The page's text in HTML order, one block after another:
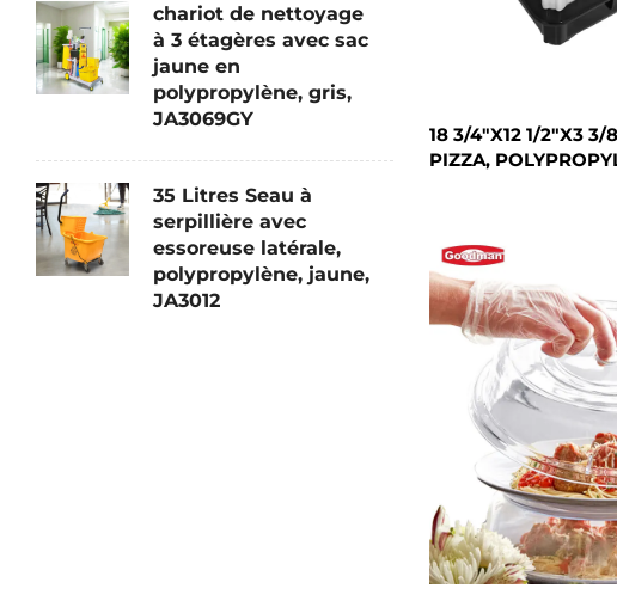
chariot de nettoyage
à 3 étagères avec sac
jaune en
polypropylène, gris,
JA3069GY
35 Litres Seau à
serpillière avec
essoreuse latérale,
polypropylène, jaune,
JA3012
18 3/4"X12 1/2"X3 3/
PIZZA,